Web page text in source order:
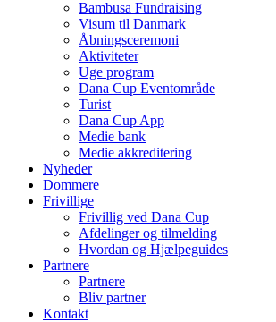
Bambusa Fundraising
Visum til Danmark
Åbningsceremoni
Aktiviteter
Uge program
Dana Cup Eventområde
Turist
Dana Cup App
Medie bank
Medie akkreditering
Nyheder
Dommere
Frivillige
Frivillig ved Dana Cup
Afdelinger og tilmelding
Hvordan og Hjælpeguides
Partnere
Partnere
Bliv partner
Kontakt